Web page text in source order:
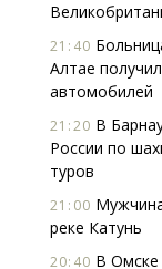
21:40
Алтае
автомобилей
21:20 В
России по
туров
21:00
реке Катунь
20:40 В Омске